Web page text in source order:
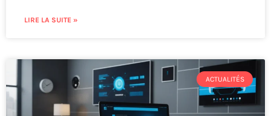
LIRE LA SUITE »
ACTUALITÉS